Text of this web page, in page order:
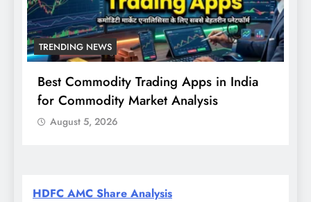
TRENDING NEWS
Best Commodity Trading Apps in India
for Commodity Market Analysis
August 5, 2026
HDFC AMC Share Analysis